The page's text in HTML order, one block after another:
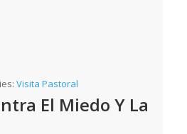
Visita Pastoral
El Miedo Y La